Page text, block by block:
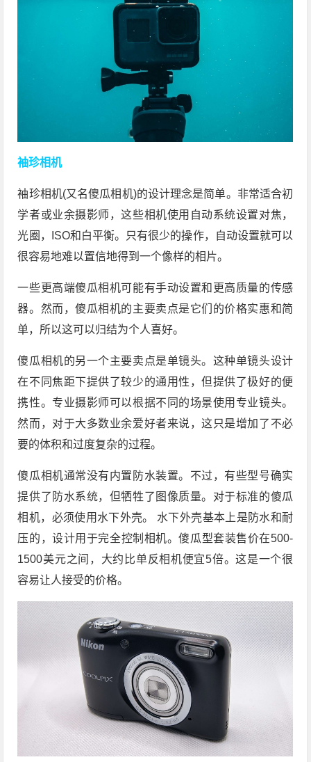
袖珍相机
袖珍相机(又名傻瓜相机)的设计理念是简单。非常适合初
学者或业余摄影师，这些相机使用自动系统设置对焦，
光圈，ISO和白平衡。只有很少的操作，自动设置就可以
很容易地难以置信地得到一个像样的相片。
一些更高端傻瓜相机可能有手动设置和更高质量的传感
器。然而，傻瓜相机的主要卖点是它们的价格实惠和简
单，所以这可以归结为个人喜好。
傻瓜相机的另一个主要卖点是单镜头。这种单镜头设计
在不同焦距下提供了较少的通用性，但提供了极好的便
携性。专业摄影师可以根据不同的场景使用专业镜头。
然而，对于大多数业余爱好者来说，这只是增加了不必
要的体积和过度复杂的过程。
傻瓜相机通常没有内置防水装置。不过，有些型号确实
提供了防水系统，但牺牲了图像质量。对于标准的傻瓜
相机，必须使用水下外壳。 水下外壳基本上是防水和耐
压的，设计用于完全控制相机。傻瓜型套装售价在500-
1500美元之间，大约比单反相机便宜5倍。这是一个很
容易让人接受的价格。